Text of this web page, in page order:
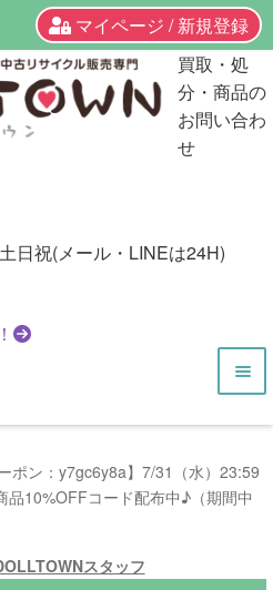
マイページ / 新規登録
買取・処
分・商品の
お問い合わ
せ
日祝(メール・LINEは24H)
ーポン：y7gc6y8a】7/31（水）23:59
品10%OFFコード配布中♪（期間中
スタッフ